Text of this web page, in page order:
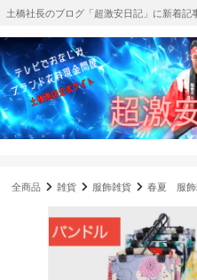
土橋社長のブログ「超激安日記」に新着記
全商品 雑貨 服飾雑貨 春夏 服飾